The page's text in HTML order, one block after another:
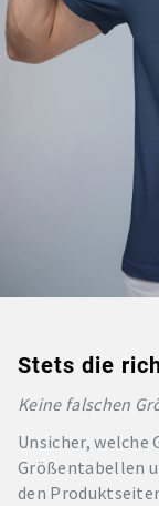
Stets die
Keine falschen
Unsicher, welche
Größentabellen
den